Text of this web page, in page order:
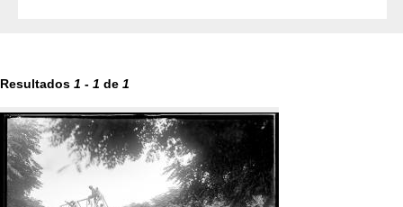
Resultados 1 - 1 de 1